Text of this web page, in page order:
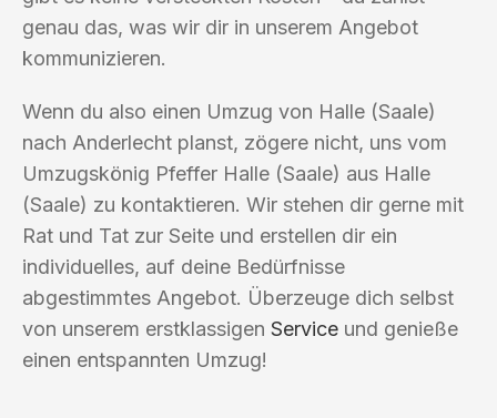
genau das, was wir dir in unserem Angebot
kommunizieren.
Wenn du also einen Umzug von Halle (Saale)
nach Anderlecht planst, zögere nicht, uns vom
Umzugskönig Pfeffer Halle (Saale) aus Halle
(Saale) zu kontaktieren. Wir stehen dir gerne mit
Rat und Tat zur Seite und erstellen dir ein
individuelles, auf deine Bedürfnisse
abgestimmtes Angebot. Überzeuge dich selbst
von unserem erstklassigen Service und genieße
einen entspannten Umzug!